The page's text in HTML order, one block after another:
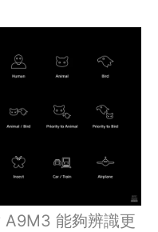
能夠辨識更